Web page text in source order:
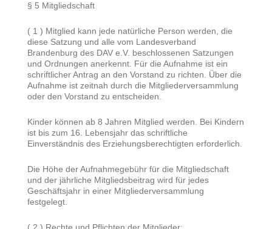
§ 5 Mitgliedschaft
( 1 ) Mitglied kann jede natürliche Person werden, die
diese Satzung und alle vom Landesverband
Brandenburg des DAV e.V. beschlossenen Satzungen
und Ordnungen anerkennt. Für die Aufnahme ist ein
schriftlicher Antrag an den Vorstand zu richten. Über die
Aufnahme ist zeitnah durch die Mitgliederversammlung
oder den Vorstand zu entscheiden.
Kinder können ab 8 Jahren Mitglied werden. Bei Kindern
ist bis zum 16. Lebensjahr das schriftliche
Einverständnis des Erziehungsberechtigten erforderlich.
Die Höhe der Aufnahmegebühr für die Mitgliedschaft
und der jährliche Mitgliedsbeitrag wird für jedes
Geschäftsjahr in einer Mitgliederversammlung
festgelegt.